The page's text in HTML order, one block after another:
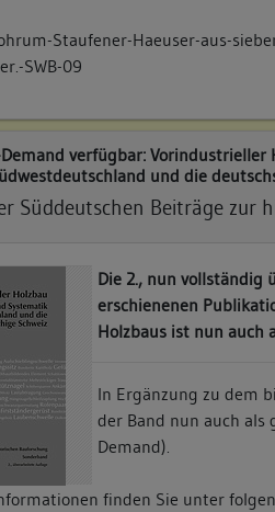
Staufener-Haeuser-aus-
SWB-09
verfügbar: Vorindustrieller
und die
Süddeutschen Beiträge zur
Die 2., nun vollständig
erschienenen
Holzbaus ist nun auch
In Ergänzung zu dem
der Band nun auch als
Demand).
finden Sie unter